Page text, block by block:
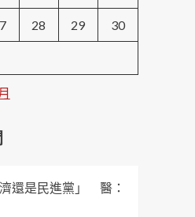
28 29 30
還是民進黨」 醫：